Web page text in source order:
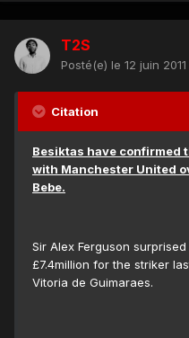
T2S
Posté(e) le 12 juin 2011
Citation
Besiktas have confirmed
with Manchester United
Bebe.
Sir Alex Ferguson
£7.4million for the striker
Vitoria de Guimaraes.